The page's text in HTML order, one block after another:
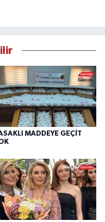
MADDEYE GEÇİT